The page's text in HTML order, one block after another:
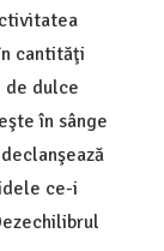
cantităţi
de dulce
în sânge
ce-i